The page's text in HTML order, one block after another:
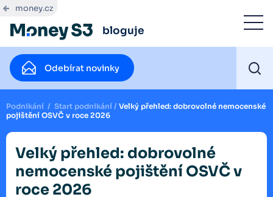
money.cz
bloguje
Odebírat novinky
Podnikání / Start podnikání / Velký přehled: dobrovolné nemocenské
pojištění OSVČ v roce 2026
Velký přehled: dobrovolné
nemocenské pojištění OSVČ v
roce 2026